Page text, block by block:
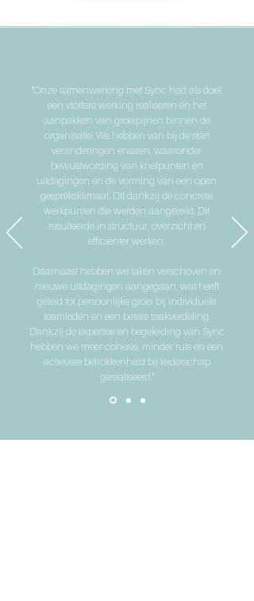
"Onze samenwerking met Sync had als doel
een vlottere werking realiseren en het
aanpakken van groeipijnen binnen de
organisatie. We hebben van bij de start
veranderingen ervaren, waaronder
bewustwording van knelpunten en
uitdagingen en de vorming van een open
gespreksklimaat. Dit dankzij de concrete
werkpunten die werden aangereikt. Dit
resulteerde in structuur, overzicht en
efficiënter werken.
Daarnaast hebben we taken verschoven en
nieuwe uitdagingen aangegaan, wat heeft
geleid tot persoonlijke groei bij individuele
teamleden en een betere taakverdeling.
Dankzij de expertise en begeleiding van Sync
hebben we meer cohesie, minder ruis en een
actievere betrokkenheid bij leiderschap
gerealiseerd."